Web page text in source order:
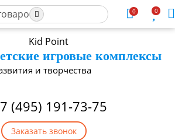
0 0
игровые комплексы
и творчества
(495) 191-73-75
Заказать звонок